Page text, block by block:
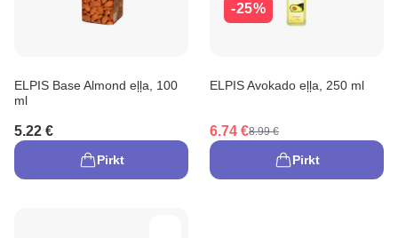
ELPIS Base Almond eļļa, 100
ml
5.22 €
Pirkt
-25%
ELPIS Avokado eļļa, 250 ml
6.74 €8.99 €
Pirkt